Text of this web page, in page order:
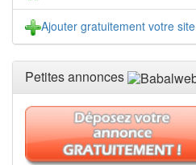
Ajouter gratuitement votre site
Petites annonces